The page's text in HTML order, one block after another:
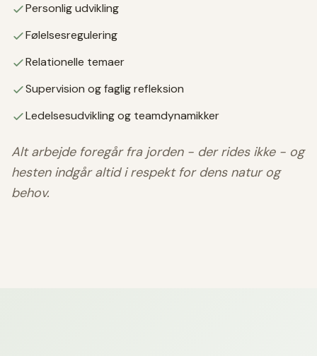
Personlig udvikling
Følelsesregulering
Relationelle temaer
Supervision og faglig refleksion
Ledelsesudvikling og teamdynamikker
Alt arbejde foregår fra jorden - der rides ikke - og
hesten indgår altid i respekt for dens natur og
behov.